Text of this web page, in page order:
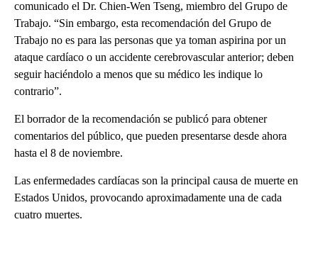
comunicado el Dr. Chien-Wen Tseng, miembro del Grupo de
Trabajo. “Sin embargo, esta recomendación del Grupo de
Trabajo no es para las personas que ya toman aspirina por un
ataque cardíaco o un accidente cerebrovascular anterior; deben
seguir haciéndolo a menos que su médico les indique lo
contrario”.
El borrador de la recomendación se publicó para obtener
comentarios del público, que pueden presentarse desde ahora
hasta el 8 de noviembre.
Las enfermedades cardíacas son la principal causa de muerte en
Estados Unidos, provocando aproximadamente una de cada
cuatro muertes.